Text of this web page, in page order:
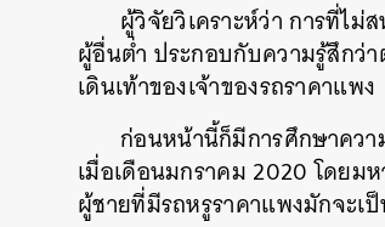
ผู้วิจัยวิเคราะห์ว่า การที่ไ
ผู้อื่นต่ำ ประกอบกับความรู้สึกว่
เดินเท้าของเจ้าของรถราคาแพง
ก่อนหน้านี้ก็มีการศึกษาคว
เมื่อเดือนมกราคม 2020 โดยม
ผู้ชายที่มีรถหรูราคาแพงมักจะเ